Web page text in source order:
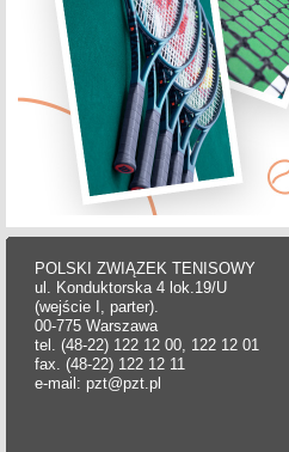
POLSKI ZWIĄZEK TENISOWY
ul. Konduktorska 4 lok.19/U
(wejście I, parter).
00-775 Warszawa
tel. (48-22) 122 12 00, 122 12 01
fax. (48-22) 122 12 11
e-mail: pzt@pzt.pl